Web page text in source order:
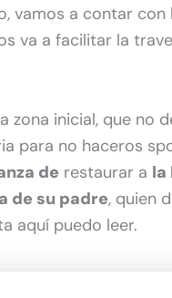
vamos a contar
va a facilitar la
zona inicial, que no
para no haceros
de restaurar a la
de su padre, quien
aquí puedo leer.